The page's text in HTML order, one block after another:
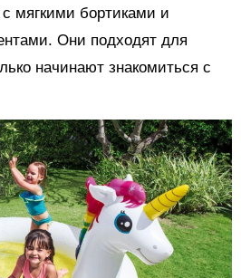
мягкими бортиками и
Они подходят для
начинают знакомиться с